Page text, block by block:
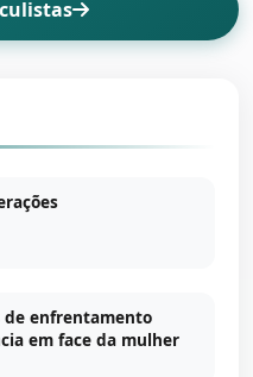
de enfrentamento
em face da mulher